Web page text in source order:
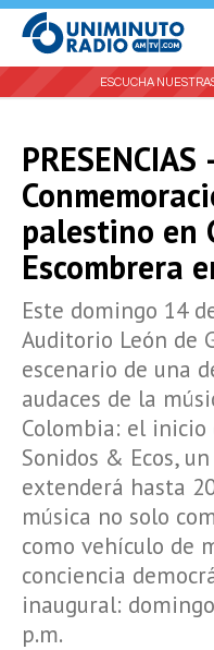
ESCUCHA
palestino en
Escombrera
Este domingo 14
Auditorio León de
escenario de una
audaces de la
Colombia: el inicio
Sonidos & Ecos,
extenderá hasta
música no solo
como vehículo de
conciencia
inaugural:
p.m.